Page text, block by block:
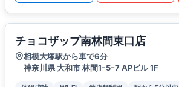
チョコザップ南林間東口店
相模大塚駅から車で6分
神奈川県 大和市 林間1ｰ5ｰ7 APビル 1F